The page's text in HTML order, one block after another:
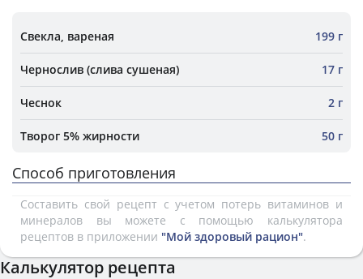
Свекла, вареная 199 г
Чернослив (слива сушеная) 17 г
Чеснок 2 г
Творог 5% жирности 50 г
Способ приготовления
Составить свой рецепт с учетом потерь витаминов и
минералов вы можете с помощью калькулятора
рецептов в приложении "Мой здоровый рацион".
Калькулятор рецепта